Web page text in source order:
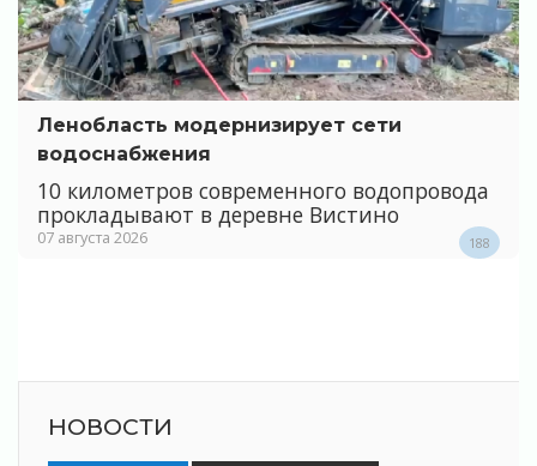
Ленобласть модернизирует сети
водоснабжения
10 километров современного водопровода
прокладывают в деревне Вистино
07 августа 2026 188
НОВОСТИ